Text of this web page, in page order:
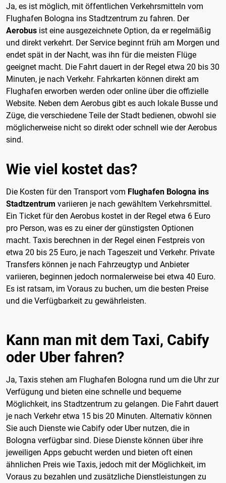
Ja, es ist möglich, mit öffentlichen Verkehrsmitteln vom
Flughafen Bologna ins Stadtzentrum zu fahren. Der
Aerobus ist eine ausgezeichnete Option, da er regelmäßig
und direkt verkehrt. Der Service beginnt früh am Morgen und
endet spät in der Nacht, was ihn für die meisten Flüge
geeignet macht. Die Fahrt dauert in der Regel etwa 20 bis 30
Minuten, je nach Verkehr. Fahrkarten können direkt am
Flughafen erworben werden oder online über die offizielle
Website. Neben dem Aerobus gibt es auch lokale Busse und
Züge, die verschiedene Teile der Stadt bedienen, obwohl sie
möglicherweise nicht so direkt oder schnell wie der Aerobus
sind.
Wie viel kostet das?
Die Kosten für den Transport vom Flughafen Bologna ins
Stadtzentrum variieren je nach gewähltem Verkehrsmittel.
Ein Ticket für den Aerobus kostet in der Regel etwa 6 Euro
pro Person, was es zu einer der günstigsten Optionen
macht. Taxis berechnen in der Regel einen Festpreis von
etwa 20 bis 25 Euro, je nach Tageszeit und Verkehr. Private
Transfers können je nach Fahrzeugtyp und Anbieter
variieren, beginnen jedoch normalerweise bei etwa 40 Euro.
Es ist ratsam, im Voraus zu buchen, um die besten Preise
und die Verfügbarkeit zu gewährleisten.
Kann man mit dem Taxi, Cabify
oder Uber fahren?
Ja, Taxis stehen am Flughafen Bologna rund um die Uhr zur
Verfügung und bieten eine schnelle und bequeme
Möglichkeit, ins Stadtzentrum zu gelangen. Die Fahrt dauert
je nach Verkehr etwa 15 bis 20 Minuten. Alternativ können
Sie auch Dienste wie Cabify oder Uber nutzen, die in
Bologna verfügbar sind. Diese Dienste können über ihre
jeweiligen Apps gebucht werden und bieten oft einen
ähnlichen Preis wie Taxis, jedoch mit der Möglichkeit, im
Voraus zu bezahlen und zusätzliche Dienstleistungen zu